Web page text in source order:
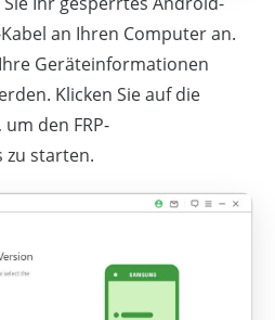
an Ihren Computer an.
Geräteinformationen
Klicken Sie auf die
um den FRP-
zu starten.